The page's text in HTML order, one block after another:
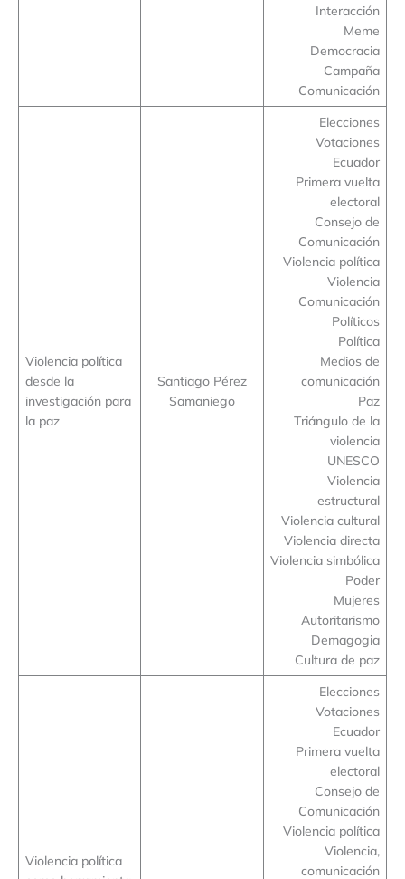
Interacción
Meme
Democracia
Campaña
Comunicación
Violencia política
desde la
investigación para
la paz
Santiago Pérez
Samaniego
Elecciones
Votaciones
Ecuador
Primera vuelta
electoral
Consejo de
Comunicación
Violencia política
Violencia
Comunicación
Políticos
Política
Medios de
comunicación
Paz
Triángulo de la
violencia
UNESCO
Violencia
estructural
Violencia cultural
Violencia directa
Violencia simbólica
Poder
Mujeres
Autoritarismo
Demagogia
Cultura de paz
Violencia política
Elecciones
Votaciones
Ecuador
Primera vuelta
electoral
Consejo de
Comunicación
Violencia política
Violencia,
comunicación